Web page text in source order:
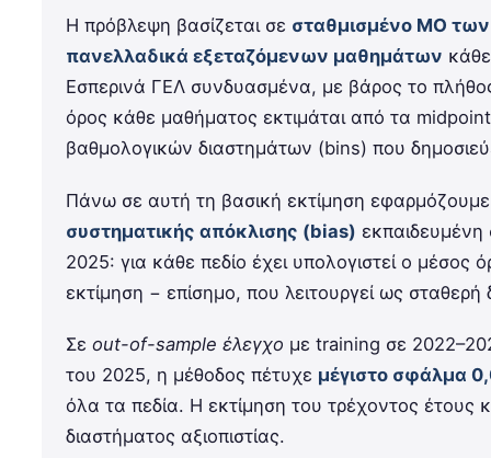
Η πρόβλεψη βασίζεται σε σταθμισμένο ΜΟ
πανελλαδικά εξεταζόμενων μαθημάτων
Εσπερινά ΓΕΛ συνδυασμένα, με βάρος το
όρος κάθε μαθήματος εκτιμάται από τα
βαθμολογικών διαστημάτων (bins) που
Πάνω σε αυτή τη βασική εκτίμηση
συστηματικής απόκλισης (bias) εκπαιδευμένη
2025: για κάθε πεδίο έχει υπολογιστεί ο μέσος
εκτίμηση − επίσημο, που λειτουργεί ως σταθερή
Σε out-of-sample έλεγχο με training σε
του 2025, η μέθοδος πέτυχε μέγιστο σφάλμα
όλα τα πεδία. Η εκτίμηση του τρέχοντος έτους
διαστήματος αξιοπιστίας.